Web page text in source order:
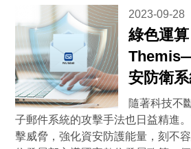
2023-09-28
綠色運
安防衛
隨著科技不
子郵件系統的攻擊手法也日益精進
擊威脅，強化資安防護能量，刻不